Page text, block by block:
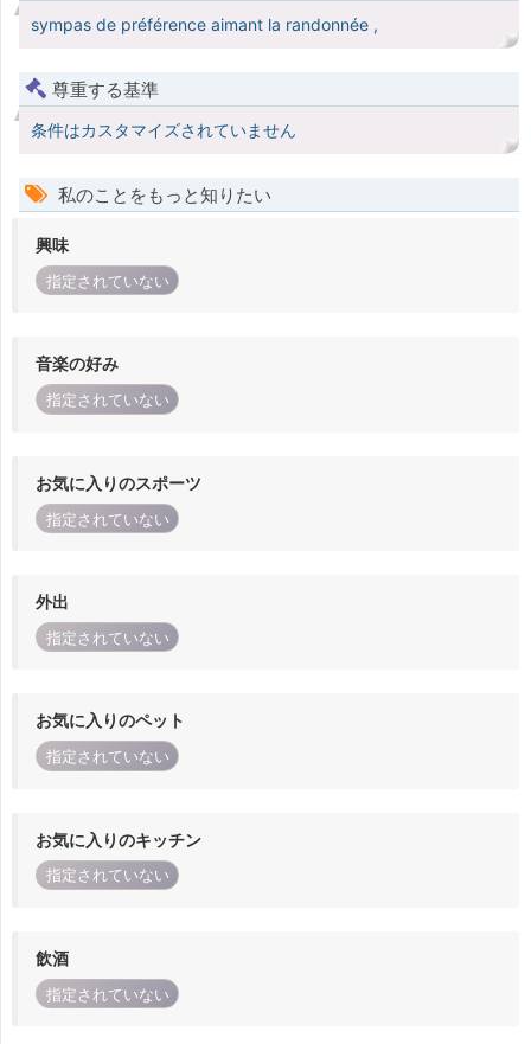
sympas de préférence aimant la randonnée ,
尊重する基準
条件はカスタマイズされていません
私のことをもっと知りたい
興味
指定されていない
音楽の好み
指定されていない
お気に入りのスポーツ
指定されていない
外出
指定されていない
お気に入りのペット
指定されていない
お気に入りのキッチン
指定されていない
飲酒
指定されていない